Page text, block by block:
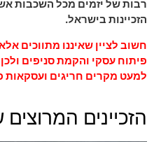
רבות של יזמים מכל השכבות
הזכיינות בישראל.
חשוב לציין שאיננו מתווכים
פיתוח עסקי והקמת סניפים
למעט מקרים חריגים ועסקאות
הזכיינים המרוצים